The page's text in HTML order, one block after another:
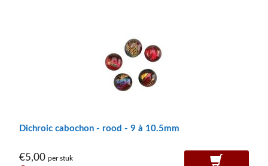
Dichroic cabochon - rood - 9 à 10.5mm
€5,00 per stuk